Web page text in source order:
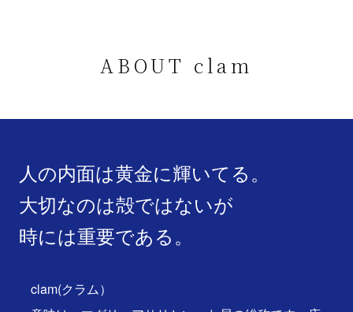
ABOUT clam
人の内面は黄金に輝いてる。
大切なのは殻ではないが
時には重要である。
clam(クラム）